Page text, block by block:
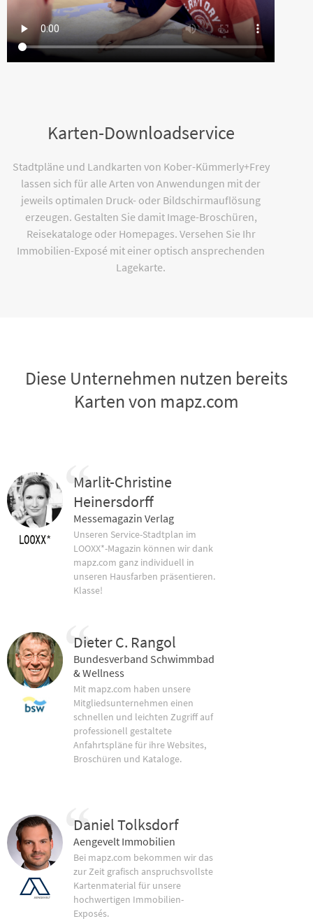
Karten-Downloadservice
Stadtpläne und Landkarten von Kober-Kümmerly+Frey
lassen sich für alle Arten von Anwendungen mit der
jeweils optimalen Druck- oder Bildschirmauflösung
erzeugen. Gestalten Sie damit Image-Broschüren,
Reisekataloge oder Homepages. Versehen Sie Ihr
Immobilien-Exposé mit einer optisch ansprechenden
Lagekarte.
Diese Unternehmen nutzen bereits
Karten von mapz.com
Marlit-Christine
Heinersdorff
Messemagazin Verlag
Unseren Service-Stadtplan im
LOOXX*-Magazin können wir dank
mapz.com ganz individuell in
unseren Hausfarben präsentieren.
Klasse!
Dieter C. Rangol
Bundesverband Schwimmbad
& Wellness
Mit mapz.com haben unsere
Mitgliedsunternehmen einen
schnellen und leichten Zugriff auf
professionell gestaltete
Anfahrtspläne für ihre Websites,
Broschüren und Kataloge.
Daniel Tolksdorf
Aengevelt Immobilien
Bei mapz.com bekommen wir das
zur Zeit grafisch anspruchsvollste
Kartenmaterial für unsere
hochwertigen Immobilien-
Exposés.